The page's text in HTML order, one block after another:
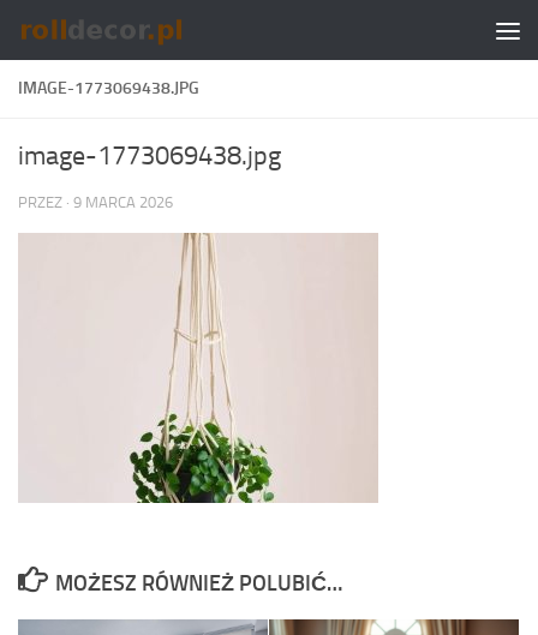
Skip to content
IMAGE-1773069438.JPG
image-1773069438.jpg
PRZEZ · 9 MARCA 2026
MOŻESZ RÓWNIEŻ POLUBIĆ…